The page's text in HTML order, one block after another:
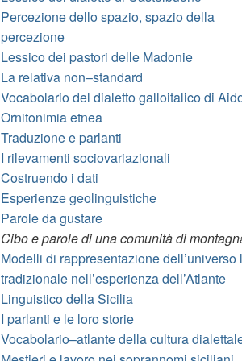
Percezione dello spazio, spazio della
percezione
Lessico dei pastori delle Madonie
La relativa non–standard
Vocabolario del dialetto galloitalico di
Ornitonimia etnea
Traduzione e parlanti
I rilevamenti sociovariazionali
Costruendo i dati
Esperienze geolinguistiche
Parole da gustare
Cibo e parole di una comunità di
Modelli di rappresentazione dell’universo
tradizionale nell’esperienza dell’Atlante
Linguistico della Sicilia
I parlanti e le loro storie
Vocabolario–atlante della cultura